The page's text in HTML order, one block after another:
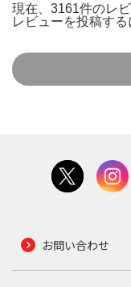
現在、3161件のレ
レビューを投稿する
お問い合わせ